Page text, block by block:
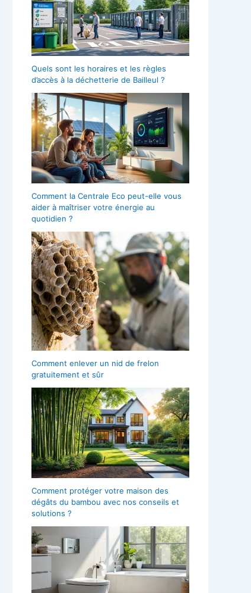
Quels sont les horaires et les règles
d’accès à la déchetterie de Bailleul ?
Comment la Centrale Eco peut-elle vous
aider à maîtriser votre énergie au
quotidien ?
Comment enlever un nid de frelon
gratuitement et sûr
Comment protéger votre maison des
dégâts du bambou avec nos conseils et
solutions ?